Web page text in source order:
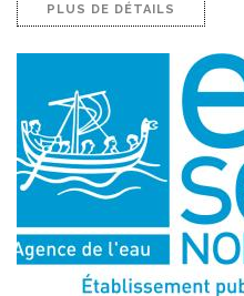
PLUS DE DÉTAILS